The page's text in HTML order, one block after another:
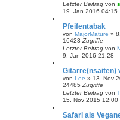
Letzter Beitrag von
19. Jan 2016 04:15
Pfeifentabak
von MajorMature »
16423 Zugriffe
Letzter Beitrag von
9. Jan 2016 21:28
Gitarre(nsaiten)
von Lee » 13. Nov
24485 Zugriffe
Letzter Beitrag von
15. Nov 2015 12:00
Safari als